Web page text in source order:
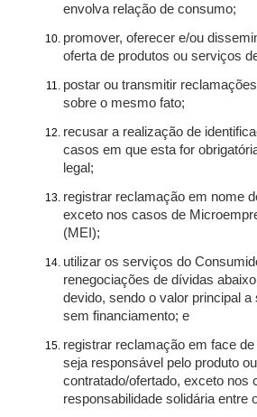
envolva relação de consumo;
promover, oferecer e/ou
oferta de produtos ou serviços
postar ou transmitir
sobre o mesmo fato;
recusar a realização de
casos em que esta for
legal;
registrar reclamação em nome
exceto nos casos de
(MEI);
utilizar os serviços do
renegociações de dívidas
devido, sendo o valor principal a
sem financiamento; e
registrar reclamação em face
seja responsável pelo produto
contratado/ofertado, exceto nos
responsabilidade solidária entre